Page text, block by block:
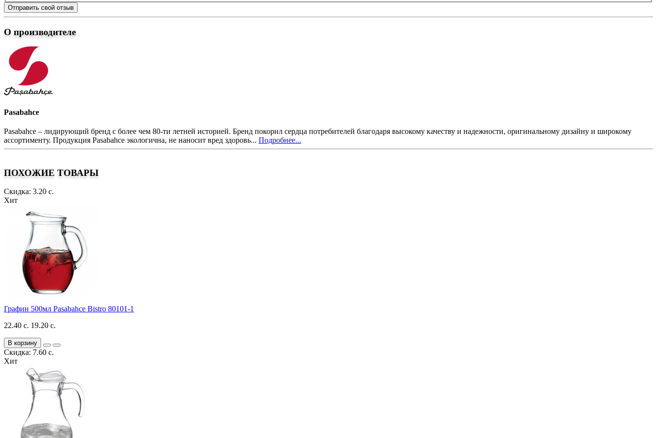
Отправить свой отзыв
О производителе
Pasabahce
Pasabahce – лидирующий бренд с более чем 80-ти летней историей. Бренд покорил сердца потребителей благодаря высокому качеству и надежности, оригинальному дизайну и широкому
ассортименту. Продукция Pasabahce экологична, не наносит вред здоровь... Подробнее...
ПОХОЖИЕ ТОВАРЫ
Скидка: 3.20 с.
Хит
Графин 500мл Pasabahce Bistro 80101-1
22.40 с. 19.20 с.
В корзину
Скидка: 7.60 с.
Хит